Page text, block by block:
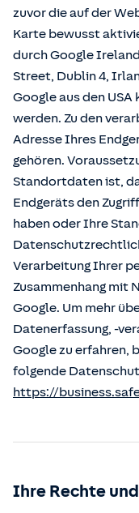
zuvor die auf der
Karte bewusst
durch Google
Street, Dublin 4,
Google aus den
werden. Zu den
Adresse Ihres
gehören.
Standortdaten ist,
Endgeräts den
haben oder Ihre
Verarbeitung Ihrer
Zusammenhang mit
Google. Um mehr
Datenerfassung, -
Google zu erfahren,
folgende
https://
Ihre Rechte